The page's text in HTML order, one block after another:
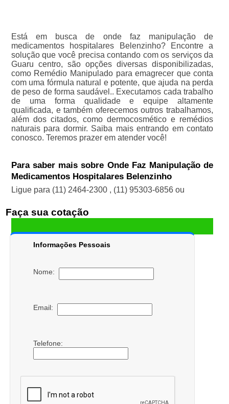
Está em busca de onde faz manipulação de
medicamentos hospitalares Belenzinho? Encontre a
solução que você precisa contando com os serviços da
Guaru centro, são opções diversas disponibilizadas,
como Remédio Manipulado para emagrecer que conta
com uma fórmula natural e potente, que ajuda na perda
de peso de forma saudável.. Executamos cada trabalho
de uma forma qualidade e equipe altamente
qualificada, e também oferecemos outros trabalhamos,
além dos citados, como dermocosmético e remédios
naturais para dormir. Saiba mais entrando em contato
conosco. Teremos prazer em atender você!
Para saber mais sobre Onde Faz Manipulação de
Medicamentos Hospitalares Belenzinho
Ligue para (11) 2464-2300 , (11) 95303-6856 ou
Faça sua cotação
Informações Pessoais
Nome:
Email:
Telefone: